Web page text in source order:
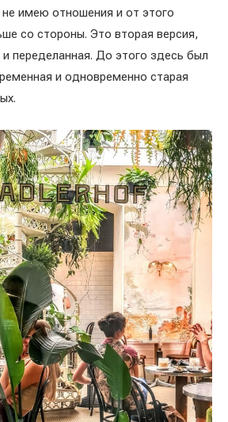
имею отношения и от этого
со стороны. Это вторая версия,
и переделанная. До этого здесь был
и одновременно старая